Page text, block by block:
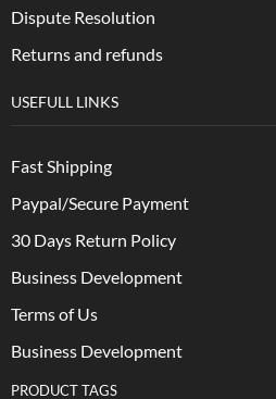
Dispute Resolution
Returns and refunds
USEFULL LINKS
Fast Shipping
Paypal/Secure Payment
30 Days Return Policy
Business Development
Terms of Us
Business Development
PRODUCT TAGS